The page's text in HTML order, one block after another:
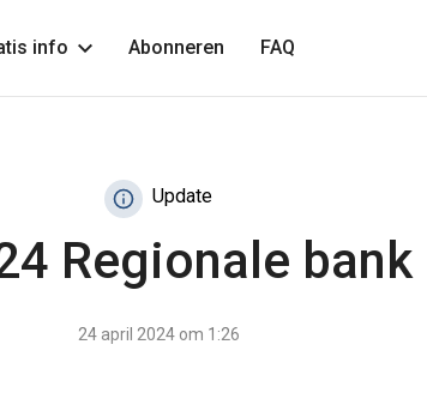
info Abonneren FAQ
Update
Regionale bank
24 april 2024 om 1:26